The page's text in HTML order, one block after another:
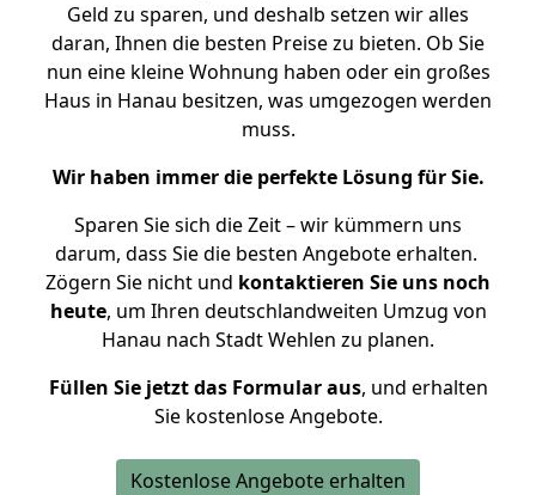
Geld zu sparen, und deshalb setzen wir alles
daran, Ihnen die besten Preise zu bieten. Ob Sie
nun eine kleine Wohnung haben oder ein großes
Haus in Hanau besitzen, was umgezogen werden
muss.
Wir haben immer die perfekte Lösung für Sie.
Sparen Sie sich die Zeit – wir kümmern uns
darum, dass Sie die besten Angebote erhalten.
Zögern Sie nicht und kontaktieren Sie uns noch
heute, um Ihren deutschlandweiten Umzug von
Hanau nach Stadt Wehlen zu planen.
Füllen Sie jetzt das Formular aus, und erhalten
Sie kostenlose Angebote.
Kostenlose Angebote erhalten